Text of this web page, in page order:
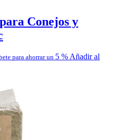
Conejos y
para ahorrar un 5 %Añadir al